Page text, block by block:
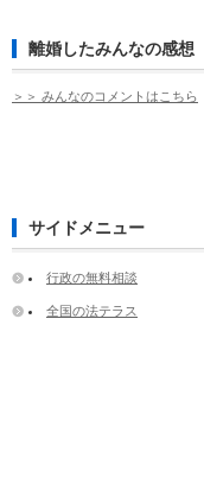
離婚したみんなの感想
＞＞ みんなのコメントはこちら
サイドメニュー
行政の無料相談
全国の法テラス